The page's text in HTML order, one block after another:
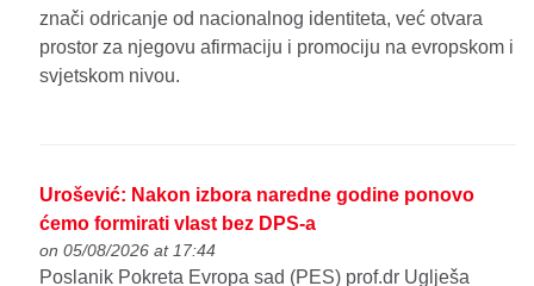
znači odricanje od nacionalnog identiteta, već otvara
prostor za njegovu afirmaciju i promociju na evropskom i
svjetskom nivou.
Urošević: Nakon izbora naredne godine ponovo
ćemo formirati vlast bez DPS-a
on 05/08/2026 at 17:44
Poslanik Pokreta Evropa sad (PES) prof.dr Uglješa